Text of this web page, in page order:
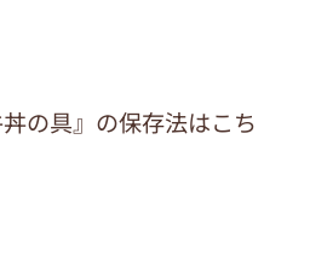
の具』の保存法はこち